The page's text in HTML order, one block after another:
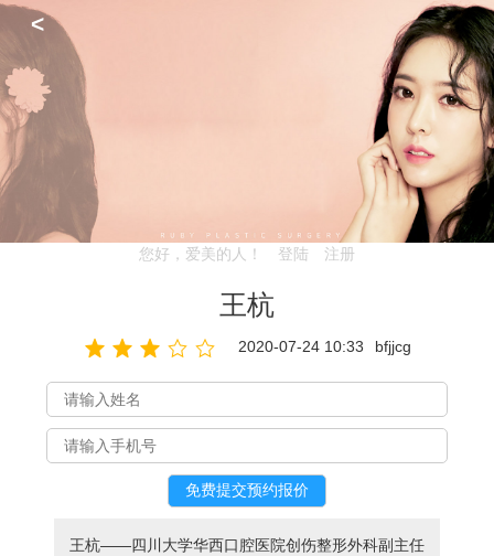
<
您好，爱美的人！ 登陆 注册
王杭
2020-07-24 10:33 bfjjcg
王杭——四川大学华西口腔医院创伤整形外科副主任